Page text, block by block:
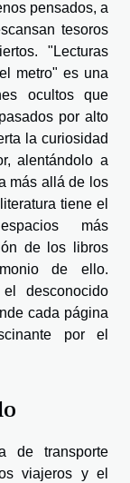
pensados, a
tesoros
"Lecturas
metro" es una
ocultos que
por alto
la curiosidad
alentándolo a
más allá de los
tiene el
más
de los libros
de ello.
desconocido
cada página
por el
de transporte
viajeros y el